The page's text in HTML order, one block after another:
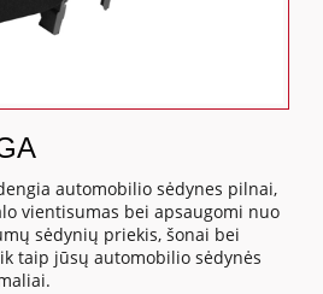
automobilio sėdynes pilnai,
vientisumas bei apsaugomi nuo
sėdynių priekis, šonai bei
taip jūsų automobilio sėdynės